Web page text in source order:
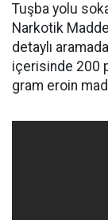
Tuşba yolu
Narkotik
detaylı
içerisinde 200
gram eroin